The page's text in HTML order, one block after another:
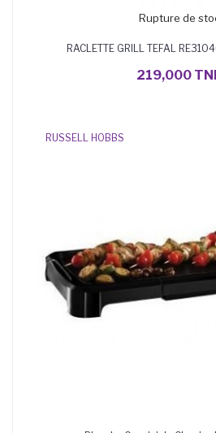
Rupture de
RACLETTE GRILL TEFAL
219,000
RUSSELL HOBBS